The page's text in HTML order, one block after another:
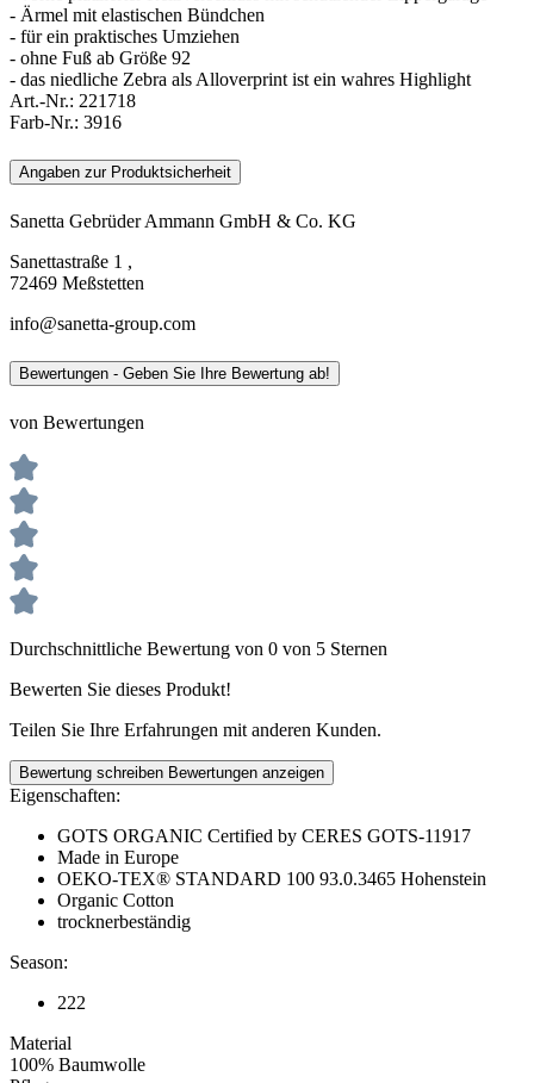
- Ärmel mit elastischen Bündchen
- für ein praktisches Umziehen
- ohne Fuß ab Größe 92
- das niedliche Zebra als Alloverprint ist ein wahres Highlight
Art.-Nr.: 221718
Farb-Nr.: 3916
Angaben zur Produktsicherheit
Sanetta Gebrüder Ammann GmbH & Co. KG
Sanettastraße 1 ,
72469 Meßstetten
info@sanetta-group.com
Bewertungen - Geben Sie Ihre Bewertung ab!
von Bewertungen
Durchschnittliche Bewertung von 0 von 5 Sternen
Bewerten Sie dieses Produkt!
Teilen Sie Ihre Erfahrungen mit anderen Kunden.
Bewertung schreiben Bewertungen anzeigen
Eigenschaften:
GOTS ORGANIC Certified by CERES GOTS-11917
Made in Europe
OEKO-TEX® STANDARD 100 93.0.3465 Hohenstein
Organic Cotton
trocknerbeständig
Season:
222
Material
100% Baumwolle